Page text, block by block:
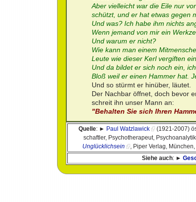
Aber vielleicht war die Eile nur
schützt, und er hat etwas gegen
Und was? Ich habe ihm nichts
Wenn jemand von mir ein
Und warum er nicht?
Wie kann man einem
Leute wie dieser Kerl vergiften
Und da bildet er sich noch ein,
Bloß weil er einen Hammer hat.
Und so stürmt er hinüber, läutet.
Der Nachbar öffnet, doch bevor
schreit ihn unser Mann an:
"Behalten Sie sich Ihren
Quelle: ► Paul Watzlawick
(1921-2007)
schaftler, Psychotherapeut,
Unglücklichsein
, Piper Verlag,
Siehe auch: ►